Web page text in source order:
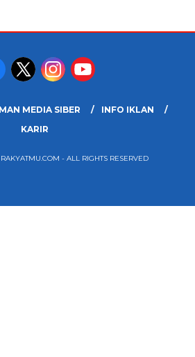
MEDIA SIBER
INFO IKLAN
KARIR
- ALL RIGHTS RESERVED